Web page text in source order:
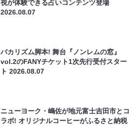
視が体験できる占いコンテンツ登場
2026.08.07
バカリズム脚本! 舞台『ノンレムの窓』
vol.2のFANYチケット1次先行受付スター
ト2026.08.07
ニューヨーク・嶋佐が地元富士吉田市とコ
ラボ! オリジナルコーヒーがふるさと納税